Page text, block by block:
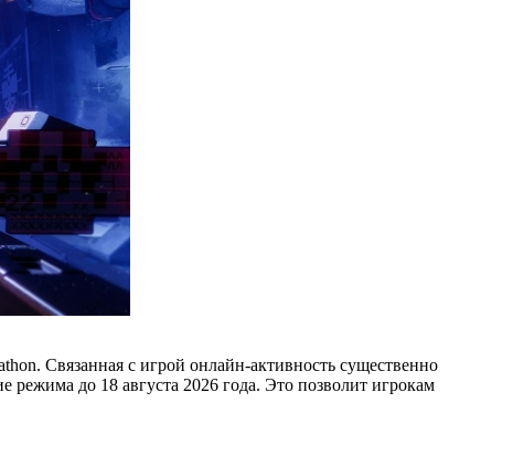
Связанная с игрой онлайн-активность существенно
режима до 18 августа 2026 года. Это позволит игрокам